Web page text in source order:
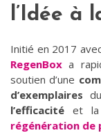
l’Idée à
Initié en 2017
RegenBox a
soutien d’une
d’exemplaires du
l’efficacité et la
régénération de